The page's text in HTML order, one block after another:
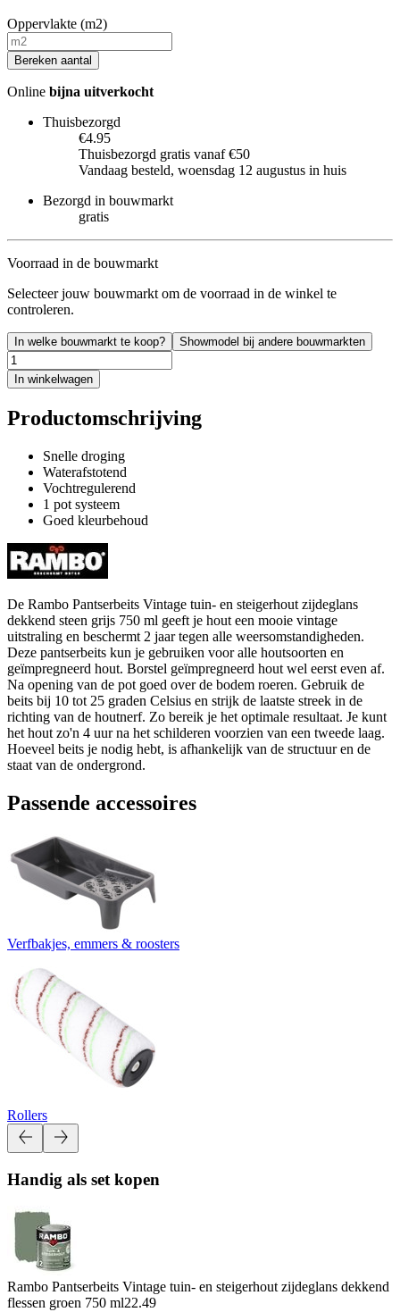
Oppervlakte (m2)
Bereken aantal
Online bijna uitverkocht
Thuisbezorgd
€4.95
Thuisbezorgd gratis vanaf €50
Vandaag besteld, woensdag 12 augustus in huis
Bezorgd in bouwmarkt
gratis
Voorraad in de bouwmarkt
Selecteer jouw bouwmarkt om de voorraad in de winkel te
controleren.
In welke bouwmarkt te koop? Showmodel bij andere bouwmarkten
In winkelwagen
Productomschrijving
Snelle droging
Waterafstotend
Vochtregulerend
1 pot systeem
Goed kleurbehoud
De Rambo Pantserbeits Vintage tuin- en steigerhout zijdeglans
dekkend steen grijs 750 ml geeft je hout een mooie vintage
uitstraling en beschermt 2 jaar tegen alle weersomstandigheden.
Deze pantserbeits kun je gebruiken voor alle houtsoorten en
geïmpregneerd hout. Borstel geïmpregneerd hout wel eerst even af.
Na opening van de pot goed over de bodem roeren. Gebruik de
beits bij 10 tot 25 graden Celsius en strijk de laatste streek in de
richting van de houtnerf. Zo bereik je het optimale resultaat. Je kunt
het hout zo'n 4 uur na het schilderen voorzien van een tweede laag.
Hoeveel beits je nodig hebt, is afhankelijk van de structuur en de
staat van de ondergrond.
Passende accessoires
Verfbakjes, emmers & roosters
Rollers
Handig als set kopen
Rambo Pantserbeits Vintage tuin- en steigerhout zijdeglans dekkend
flessen groen 750 ml22.49